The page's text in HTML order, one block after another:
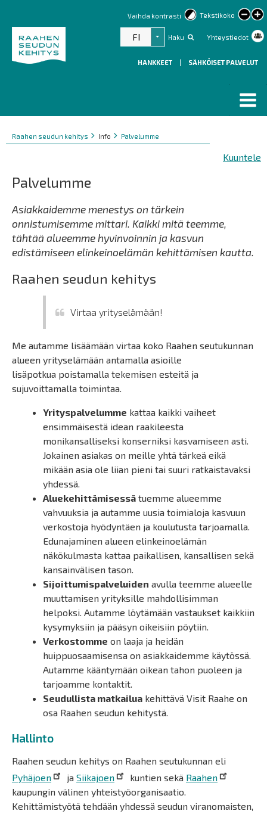
Tekstikoko
text
Vaihda kontrasti
Haku Yhteystiedot
FI Listaa lisätoiminnot
HANKKEET | SÄHKÖISET PALVELUT
Murupolku
You
Raahen seudun kehitys Info Palvelumme
Kuuntele
Palvelumme
Asiakkaidemme menestys on tärkein
onnistumisemme mittari. Kaikki mitä teemme,
tähtää alueemme hyvinvoinnin ja kasvun
edistämiseen elinkeinoelämän kehittämisen kautta.
Raahen seudun kehitys
Virtaa yrityselämään!
Me autamme lisäämään virtaa koko Raahen seutukunnan
alueen yrityselämään antamalla asioille
lisäpotkua poistamalla tekemisen esteitä ja
sujuvoittamalla toimintaa.
Yrityspalvelumme kattaa kaikki vaiheet
ensimmäisestä idean raakileesta
monikansalliseksi konserniksi kasvamiseen asti.
Jokainen asiakas on meille yhtä tärkeä eikä
mikään asia ole liian pieni tai suuri ratkaistavaksi
yhdessä.
Aluekehittämisessä tuemme alueemme
vahvuuksia ja autamme uusia toimialoja kasvuun
verkostoja hyödyntäen ja koulutusta tarjoamalla.
Edunajaminen alueen elinkeinoelämän
näkökulmasta kattaa paikallisen, kansallisen sekä
kansainvälisen tason.
Sijoittumispalveluiden avulla teemme alueelle
muuttamisen yrityksille mahdollisimman
helpoksi. Autamme löytämään vastaukset kaikkiin
kysymyksiin ja pääsyn oikeisiin pöytiin.
Verkostomme on laaja ja heidän
huippuosaamisensa on asiakkaidemme käytössä.
Autamme kääntymään oikean tahon puoleen ja
tarjoamme kontaktit.
Seudullista matkailua kehittävä Visit Raahe on
osa Raahen seudun kehitystä.
Hallinto
Raahen seudun kehitys on Raahen seutukunnan eli
Pyhäjoen
ja Siikajoen kuntien sekä Raahen
kaupungin välinen yhteistyöorganisaatio.
Kehittämistyötä tehdään yhdessä seudun viranomaisten,